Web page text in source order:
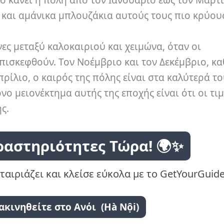
αμάνικα μπλουζάκια αυτούς τους πιο
μεταξύ καλοκαιριού και χειμώνα, όταν οι
Τον Νοέμβριο και τον Δεκέμβριο,
ο καιρός της πόλης είναι στα καλύτερά
μειονέκτημα αυτής της εποχής είναι ότι οι
Τώρα! 🌍✨
και κλείσε εύκολα με το
στο Ανόι (Hà Nội‎‎)